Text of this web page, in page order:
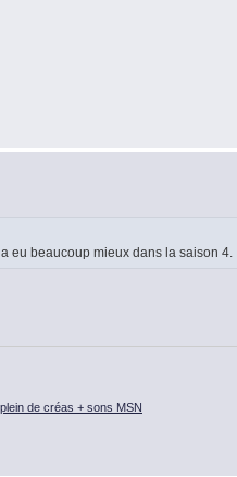
eu beaucoup mieux dans la saison 4.
de créas + sons MSN